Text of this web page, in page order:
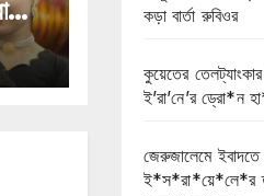
কড়া বার্তা রুবিওর
কুয়েতের
ই’রা’নে’র ড্রো*ন
জেরুজালেমে
ই*স*রা*য়ে*লে*র